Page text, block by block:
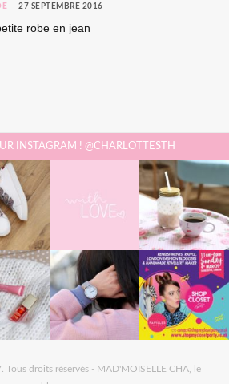
27 SEPTEMBRE 2016
robe en jean
INSTAGRAM ! @CHARLOTTESTH
droits réservés - MAD'MOISELLE CHA, le